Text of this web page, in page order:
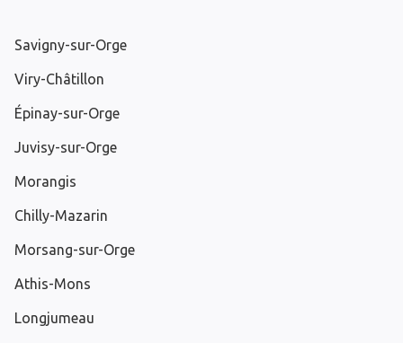
Savigny-sur-Orge
Viry-Châtillon
Épinay-sur-Orge
Juvisy-sur-Orge
Morangis
Chilly-Mazarin
Morsang-sur-Orge
Athis-Mons
Longjumeau